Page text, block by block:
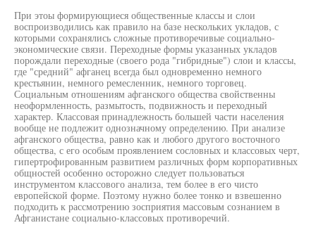
При этоы формирующиеся общественные классы и слои
воспроизводились как правило на базе нескольких укладов, с
которыми сохранялись сложные противоречивые социально-
экономические связи. Переходные формы указанных укладов
порождали переходные (своего рода "гибридные") слои и классы,
где "средний" афганец всегда был одновременно немного
крестьянин, немного ремесленник, немного торговец.
Социальным отношениям афганского общества свойственны
неоформленность, размытость, подвижность и переходный
характер. Классовая принадлежность большей части населения
вообще не подлежит однозначному определению. При анализе
афганского общества, равно как и любого другого восточного
общества, с его особым проявлением сословных и классовых черт,
гипертрофированным развитием различных форм корпоративных
общностей особенно осторожно следует пользоваться
инструментом классового анализа, тем более в его чисто
европейской форме. Поэтому нужно более тонко и взвешенно
подходить к рассмотрению зосприятия массовым сознанием в
Афганистане социально-классовых противоречий.